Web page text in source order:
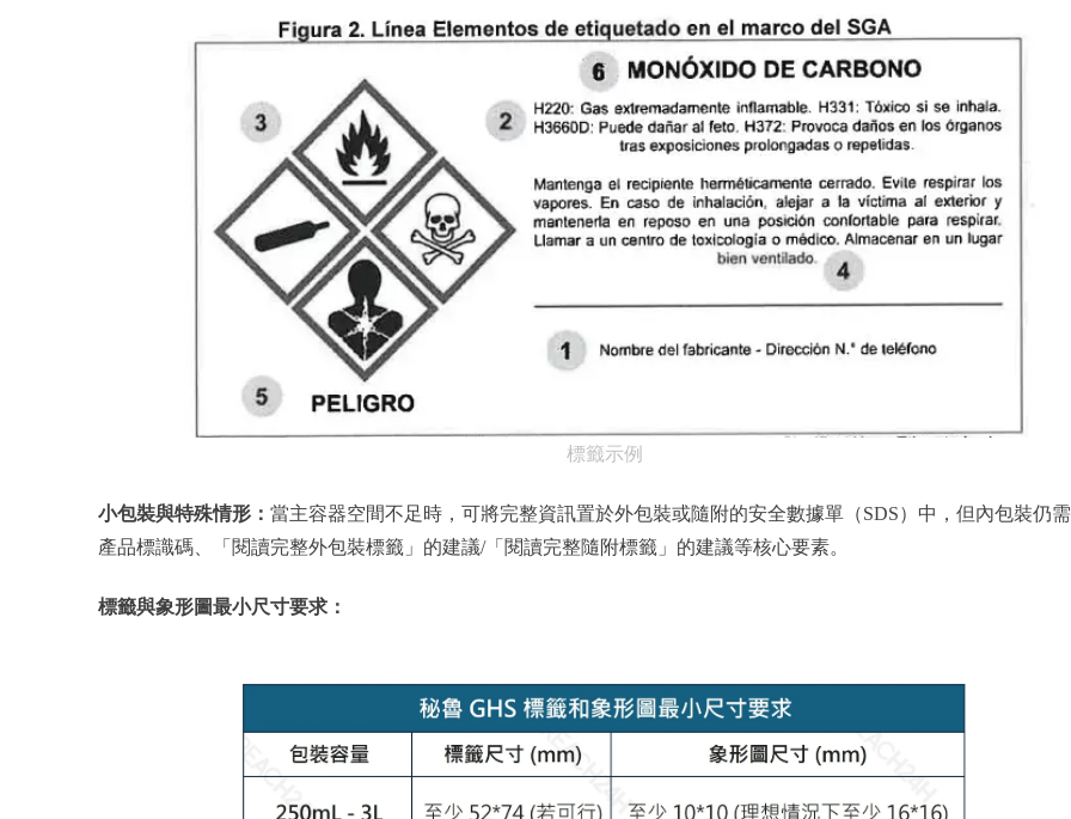
標籤示例
小包裝與特殊情形： 當主容器空間不足時，可將完整資訊置於外包裝或隨附的安全數據單（SDS）中，但內包裝仍
產品標識碼、「閱讀完整外包裝標籤」的建議/「閱讀完整隨附標籤」的建議等核心要素。
標籤與象形圖最小尺寸要求：